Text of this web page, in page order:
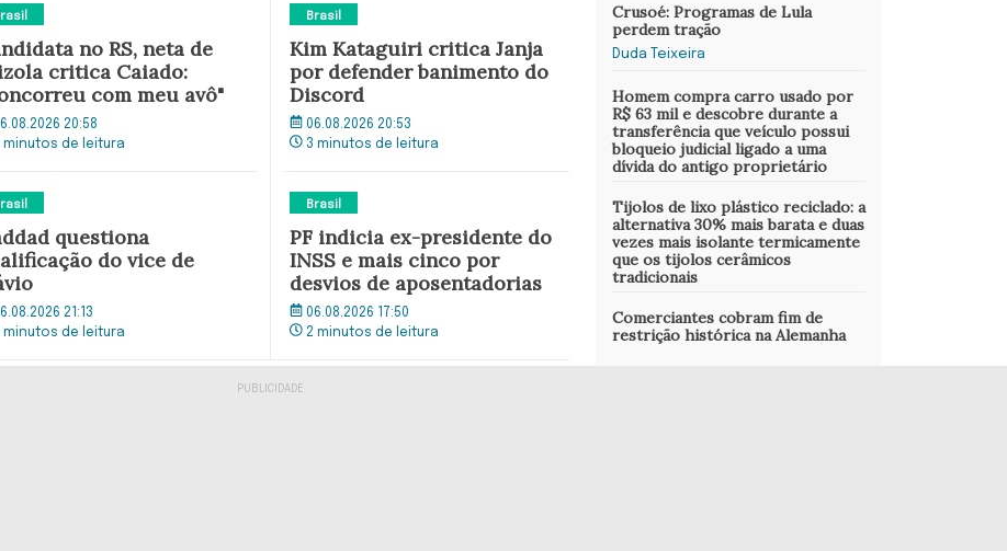
no RS, neta de
critica Caiado:
com meu avô"
20:58
minutos de leitura
questiona
do vice de
21:13
minutos de leitura
Brasil
Kim Kataguiri critica Janja
por defender banimento do
Discord
06.08.2026 20:53
3 minutos de leitura
Brasil
PF indicia ex-presidente do
INSS e mais cinco por
desvios de aposentadorias
06.08.2026 17:50
2 minutos de leitura
Crusoé: Programas de Lula
perdem tração
Duda Teixeira
Homem compra carro usado por
R$ 63 mil e descobre durante a
transferência que veículo possui
bloqueio judicial ligado a uma
dívida do antigo proprietário
Tijolos de lixo plástico reciclado: a
alternativa 30% mais barata e duas
vezes mais isolante termicamente
que os tijolos cerâmicos
tradicionais
Comerciantes cobram fim de
restrição histórica na Alemanha